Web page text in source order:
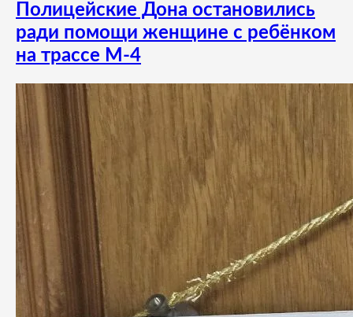
Полицейские Дона остановились
ради помощи женщине с ребёнком
на трассе М-4